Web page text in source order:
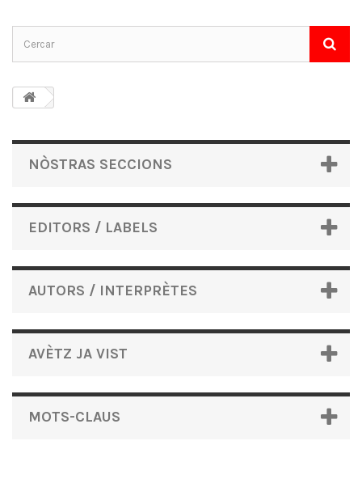
NÒSTRAS SECCIONS
EDITORS / LABELS
AUTORS / INTERPRÈTES
AVÈTZ JA VIST
MOTS-CLAUS